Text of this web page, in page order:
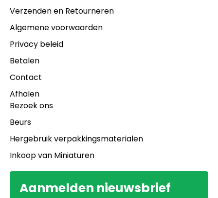
Verzenden en Retourneren
Algemene voorwaarden
Privacy beleid
Betalen
Contact
Afhalen
Bezoek ons
Beurs
Hergebruik verpakkingsmaterialen
Inkoop van Miniaturen
Aanmelden nieuwsbrief